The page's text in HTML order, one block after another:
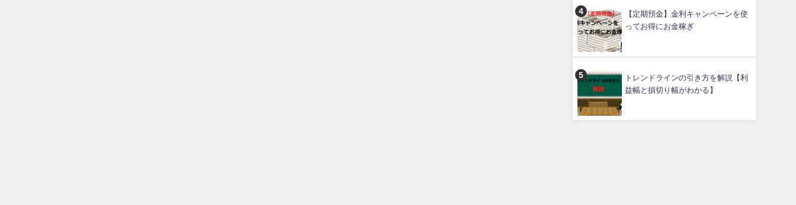
【定期預金】金利キャンペーンを使
ってお得にお金稼ぎ
トレンドラインの引き方を解説【利
益幅と損切り幅がわかる】